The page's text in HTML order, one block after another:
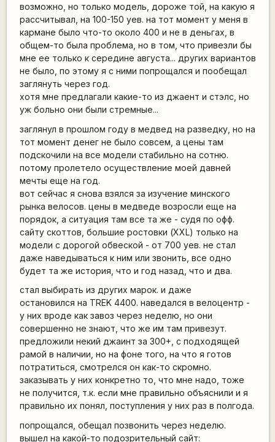
возможно, но только модель, дороже той, на какую я
рассчитывал, на 100-150 уев. на тот момент у меня в
кармане было что-то около 400 и не в деньгах, в
общем-то была проблема, но в том, что привезли бы
мне ее только к середине августа... других вариантов
не было, по этому я с ними попрощался и пообещал
заглянуть через год.
хотя мне предлагали какие-то из джаент и стэлс, но
уж больно они были стремные...
заглянул в прошлом году в медвед на разведку, но на
тот момент денег не было совсем, а цены там
подскочили на все модели стабильно на сотню.
потому пролетело осуществление моей давней
мечты еще на год.
вот сейчас я снова взялся за изучение минского
рынка велосов. цены в медведе возросли еще на
порядок, а ситуация там все та же - судя по офф.
сайту скоттов, большие ростовки (XXL) только на
модели с дорогой обвеской - от 700 уев. не стал
даже наведываться к ним или звонить, все одно
будет та же история, что и год назад, что и два.
стал выбирать из других марок. и даже
остановился на TREK 4400. наведался в велоцентр -
у них вроде как завоз через неделю, но они
совершенно не знают, что же им там привезут.
предложили некий джаинт за 300+, с подходящей
рамой в наличии, но на фоне того, на что я готов
потратиться, смотрелся он как-то скромно.
заказывать у них конкретно то, что мне надо, тоже
не получится, т.к. если мне правильно объяснили и я
правильно их понял, поступления у них раз в полгода.
попрощался, обещал позвонить через неделю.
вышел на какой-то подозрительный сайт: